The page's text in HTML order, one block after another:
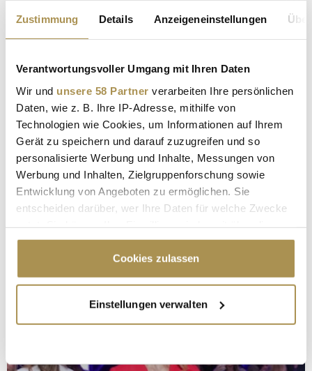
Zustimmung Details Anzeigeneinstellungen
Verantwortungsvoller Umgang mit Ihren Daten
Wir und unsere 58 Partner verarbeiten Ihre persönlichen
Daten, wie z. B. Ihre IP-Adresse, mithilfe von
Technologien wie Cookies, um Informationen auf Ihrem
Gerät zu speichern und darauf zuzugreifen und so
personalisierte Werbung und Inhalte, Messungen von
Werbung und Inhalten, Zielgruppenforschung sowie
Entwicklung von Angeboten zu ermöglichen. Sie
entscheiden darüber, wer Ihre Daten für welche Zwecke
Cookie-Erklärung oder durch Klicken auf das Privacy
Trigger Symbol ändern oder widerrufen
Informationen über Ihre geografische Lage
erfassen, welche bis auf einige Meter genau sein
Cookies zulassen
Einstellungen verwalten